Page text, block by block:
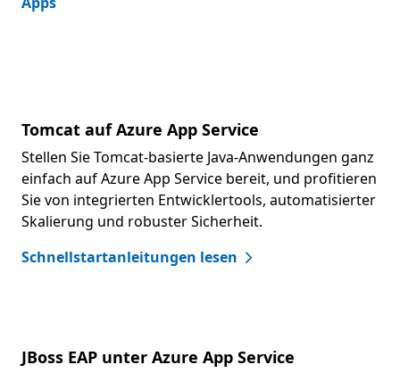
Tomcat auf Azure App Service
Stellen Sie Tomcat-basierte Java-Anwendungen ganz
einfach auf Azure App Service bereit, und profitieren
Sie von integrierten Entwicklertools, automatisierter
Skalierung und robuster Sicherheit.
Schnellstartanleitungen lesen
JBoss EAP unter Azure App Service